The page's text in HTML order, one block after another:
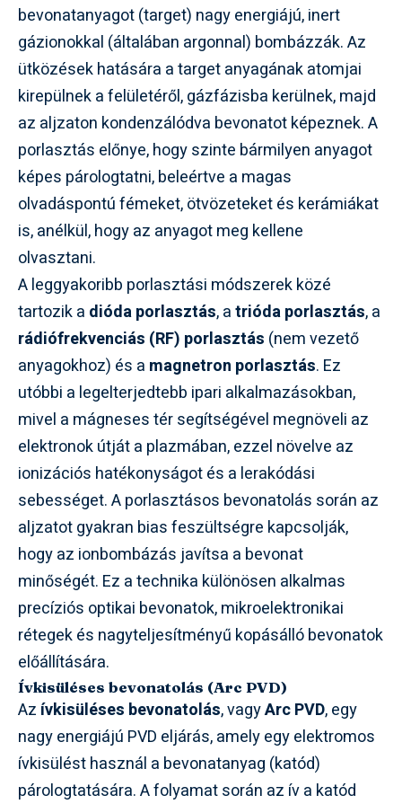
bevonatanyagot (target) nagy energiájú, inert
gázionokkal (általában argonnal) bombázzák. Az
ütközések hatására a target anyagának atomjai
kirepülnek a felületéről, gázfázisba kerülnek, majd
az aljzaton kondenzálódva bevonatot képeznek. A
porlasztás előnye, hogy szinte bármilyen anyagot
képes párologtatni, beleértve a magas
olvadáspontú fémeket, ötvözeteket és kerámiákat
is, anélkül, hogy az anyagot meg kellene
olvasztani.
A leggyakoribb porlasztási módszerek közé
tartozik a dióda porlasztás, atrióda porlasztás, a
rádiófrekvenciás (RF) porlasztás (nem vezető
anyagokhoz) és a magnetron porlasztás. Ez
utóbbi a legelterjedtebb ipari alkalmazásokban,
mivel a mágneses tér segítségével megnöveli az
elektronok útját a plazmában, ezzel növelve az
ionizációs hatékonyságot és a lerakódási
sebességet. A porlasztásos bevonatolás során az
aljzatot gyakran bias feszültségre kapcsolják,
hogy az ionbombázás javítsa a bevonat
minőségét. Ez a technika különösen alkalmas
precíziós optikai bevonatok, mikroelektronikai
rétegek és nagyteljesítményű kopásálló bevonatok
előállítására.
Ívkisüléses bevonatolás (Arc PVD)
Az ívkisüléses bevonatolás, vagyArc PVD, egy
nagy energiájú PVD eljárás, amely egy elektromos
ívkisülést használ a bevonatanyag (katód)
párologtatására. A folyamat során az ív a katód